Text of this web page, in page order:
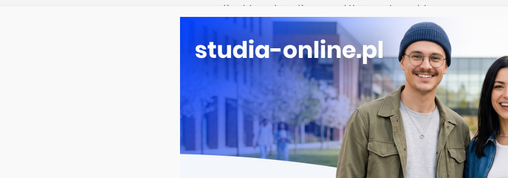
przygotować manuskrypt, który ma szansę zostać
opublikowany?
Chemia aplikacyjna w Poznaniu
Uniwersytet Zielonogórski: Ruszył drugi nabór na studia
Uniwersytet Rolniczy w Krakowie: Znakomite wyniki URK w
ewaluacji działalności naukowej
Dodatkowa rekrutacja na studia na UJD – Uniwersytet Jana
Długosza w Częstochowie
UCZELNIE KIERUNKI RODZAJE STUDIÓW REKRUTACJA DRZWI OTWARTE